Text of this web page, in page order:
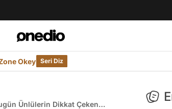
Okey Seri Diz
Ünlülerin Dikkat Çeken